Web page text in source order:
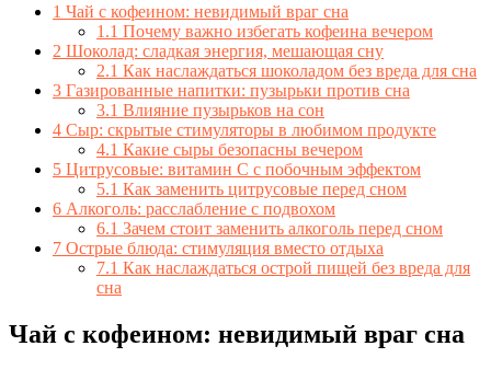
1 Чай с кофеином: невидимый враг сна
1.1 Почему важно избегать кофеина вечером
2 Шоколад: сладкая энергия, мешающая сну
2.1 Как наслаждаться шоколадом без вреда для сна
3 Газированные напитки: пузырьки против сна
3.1 Влияние пузырьков на сон
4 Сыр: скрытые стимуляторы в любимом продукте
4.1 Какие сыры безопасны вечером
5 Цитрусовые: витамин C с побочным эффектом
5.1 Как заменить цитрусовые перед сном
6 Алкоголь: расслабление с подвохом
6.1 Зачем стоит заменить алкоголь перед сном
7 Острые блюда: стимуляция вместо отдыха
7.1 Как наслаждаться острой пищей без вреда для
сна
Чай с кофеином: невидимый враг сна